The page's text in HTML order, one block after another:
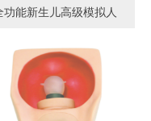
功能新生儿高级模拟人